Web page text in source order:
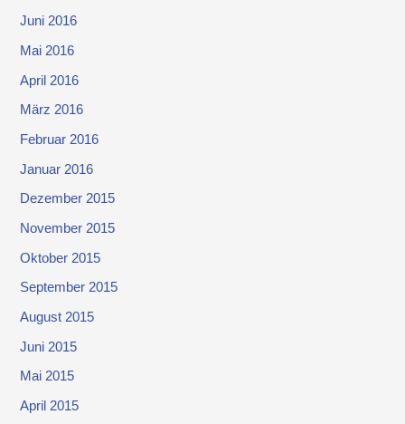
Juni 2016
Mai 2016
April 2016
März 2016
Februar 2016
Januar 2016
Dezember 2015
November 2015
Oktober 2015
September 2015
August 2015
Juni 2015
Mai 2015
April 2015